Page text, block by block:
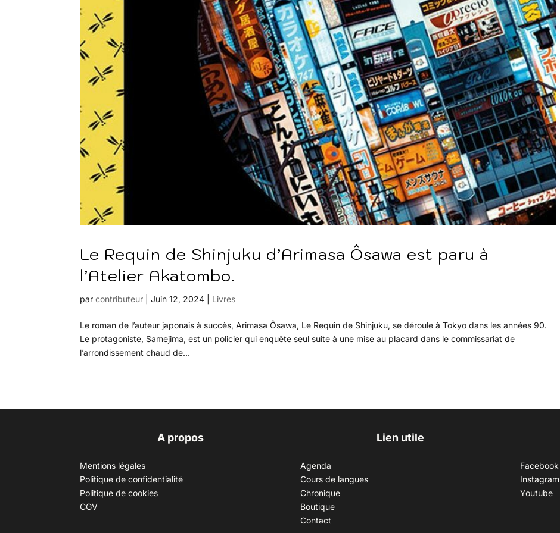
Le Requin de Shinjuku d’Arimasa Ôsawa est paru à
l’Atelier Akatombo.
parcontributeur |Juin 12, 2024 Livres
Le roman de l’auteur japonais à succès, Arimasa Ôsawa, Le Requin de Shinjuku, se déroule à Tokyo dans les années 90.
Le protagoniste, Samejima, est un policier qui enquête seul suite à une mise au placard dans le commissariat de
l’arrondissement chaud de...
A propos
Mentions légales
Politique de confidentialité
Politique de cookies
CGV
Lien utile
Agenda
Cours de langues
Chronique
Boutique
Contact
Facebook
Instagram
Youtube